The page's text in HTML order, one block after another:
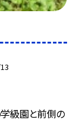
級園と前側の